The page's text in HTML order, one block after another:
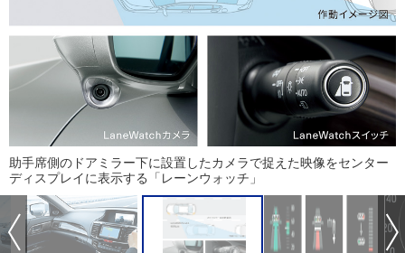
助手席側のドアミラー下に設置したカメラで捉えた映像をセンター
ディスプレイに表示する「レーンウォッチ」